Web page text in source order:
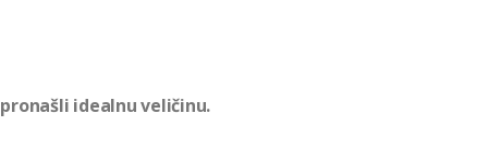
idealnu veličinu.